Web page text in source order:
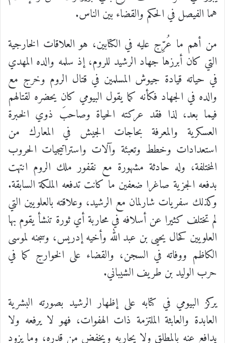
هما الفيصل في الحكم والقضاء بين الناس.
من أهم ما عُرِّج عليه في الكتابين، هو العلاقات الخارجية
التي كان أبرزها جهاد الرشيد للروم، إذ سلمه والده المهدي
في حياته قيادة جيوش المسلمين في قتال الروم وخرج مع
والده في الجهاد فكأنه كما يقول البيومي كان يحضره لقتالهم
فيما بعد، لذا فقد عركته الحياة وصاحبَ ذوي الخبرة
العسكرية والمعرفة بحاجات الجيش في المعارك من
استعدادات وخطط وتعبئة وآلات واستراتيجيات الحروب
المختلفة، وله حادثة مشهورة مع نقفور ملك الروم انتهت
بدفعه الجزية صاغرا ضعفين ما كانت تدفعه الملكة السابقة.
وكذلك سفريات شارلمان مع الرشيد، وعلاقته بالعلويين التي
لم تختلف كثيرا عن أسلافه في محاربة أي ثورة تنشأ يقوم بها
العلويين كحال يحيى بن عبد الله وأخيه إدريس، وسجنه لموسى
الكاظم ووفاته في السجن، والقضاء على الخوارج كما في
حرب الوليد بن طريف الشيباني.
يركز البيومي في كتابه على إظهار الرشيد بصورته البشرية
العابدة والعابثة الملتزمة ذات الهفوات، فهو لا يرفعه ولا
يدافع عنه بالمطلق ولا يحاربه ويخفض من قدره، وما يزود